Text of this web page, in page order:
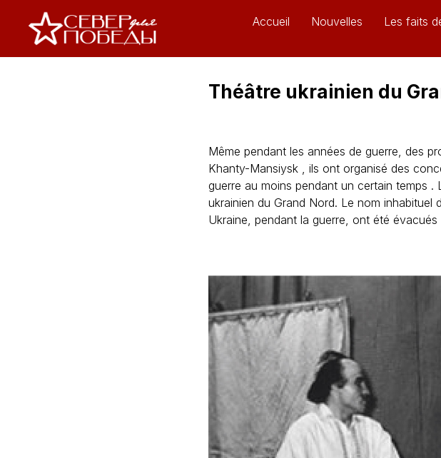
Accueil Nouvelles Les faits
Théâtre ukrainien du
Même pendant les années de guerre, des
Khanty-Mansiysk , ils ont organisé des
guerre au moins pendant un certain temps
ukrainien du Grand Nord. Le nom
Ukraine, pendant la guerre, ont été